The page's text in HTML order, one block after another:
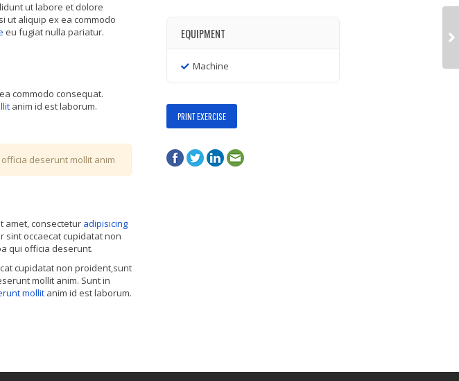
ut labore et dolore
ut aliquip ex ea commodo
eu fugiat nulla pariatur.
commodo consequat.
anim id est laborum.
deserunt mollit anim
amet, consectetur adipisicing
sint occaecat cupidatat non
qui officia deserunt.
cupidatat non proident,sunt
mollit anim. Sunt in
mollit anim id est laborum.
EQUIPMENT
Machine
PRINT EXERCISE